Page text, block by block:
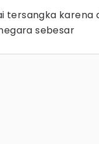
tersangka karena
sebesar